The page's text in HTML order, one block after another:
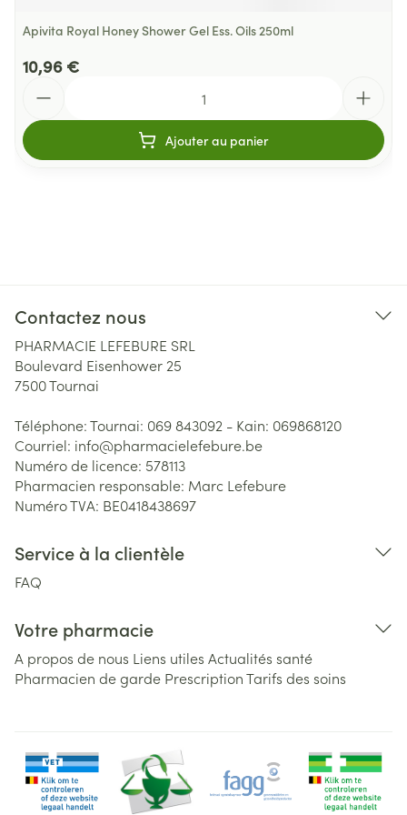
Apivita Royal Honey Shower Gel Ess. Oils 250ml
10,96 €
Ajouter au panier
Contactez nous
PHARMACIE LEFEBURE SRL
Boulevard Eisenhower 25
7500Tournai
Téléphone:Tournai: 069 843092 - Kain: 069868120
Courriel: info@pharmacielefebure.be
Numéro de licence: 578113
Pharmacien responsable: Marc Lefebure
Numéro TVA: BE0418438697
Service à la clientèle
FAQ
Votre pharmacie
A propos de nous Liens utiles Actualités santé
Pharmacien de garde PrescriptionTarifs des soins